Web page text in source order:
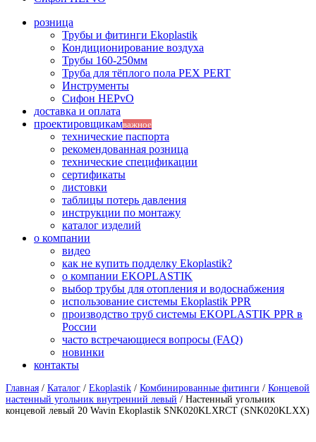
розница
Трубы и фитинги Ekoplastik
Кондиционирование воздуха
Трубы 160-250мм
Труба для тёплого пола PEX PERT
Инструменты
Сифон HEPvO
доставка и оплата
проектировщикамважное
технические паспорта
рекомендованная розница
технические спецификации
сертификаты
листовки
таблицы потерь давления
инструкции по монтажу
каталог изделий
о компании
видео
как не купить подделку Ekoplastik?
о компании EKOPLASTIK
выбор трубы для отопления и водоснабжения
использование системы Ekoplastik PPR
производство труб системы EKOPLASTIK PPR в
России
часто встречающиеся вопросы (FAQ)
новинки
контакты
Главная / Каталог / Ekoplastik / Комбинированные фитинги / Концевой
настенный угольник внутренний левый / Настенный угольник
концевой левый 20 Wavin Ekoplastik SNK020KLXRCT (SNK020KLXX)